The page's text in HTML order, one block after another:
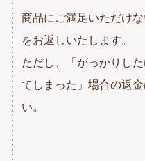
商品にご満足いただけ
をお返しいたします。
ただし、「がっかりし
てしまった」場合の返
い。